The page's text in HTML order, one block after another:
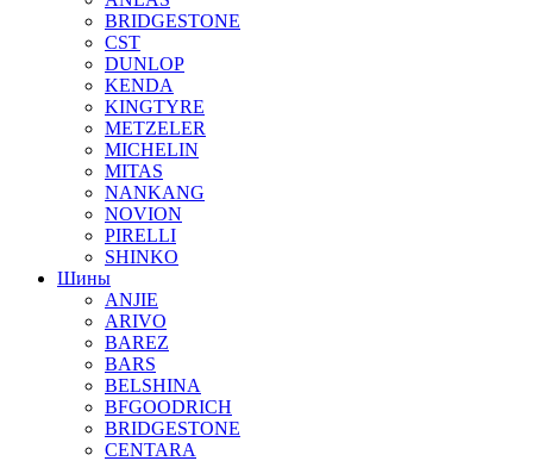
BRIDGESTONE
CST
DUNLOP
KENDA
KINGTYRE
METZELER
MICHELIN
MITAS
NANKANG
NOVION
PIRELLI
SHINKO
Шины
ANJIE
ARIVO
BAREZ
BARS
BELSHINA
BFGOODRICH
BRIDGESTONE
CENTARA